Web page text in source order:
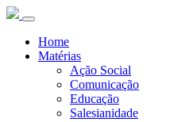
Home
Matérias
Ação Social
Comunicação
Educação
Salesianidade